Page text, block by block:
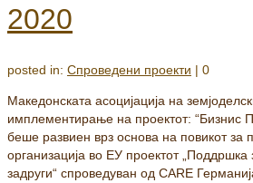
2020
posted in: Спроведени проекти | 0
Македонската асоцијација на
имплементирање на проектот: “Бизнис
беше развиен врз основа на повикот за
организација во ЕУ проектот „Поддршка
задруги“ спроведуван од CARE